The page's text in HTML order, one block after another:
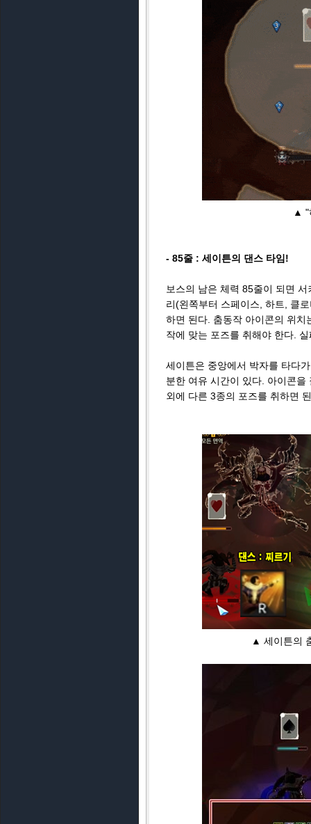
▲ "
- 85줄 : 세이튼의 댄스 타임!
보스의 남은 체력 85줄이 되면
리(왼쪽부터 스페이스, 하트, 클
하면 된다. 춤동작 아이콘의 위
작에 맞는 포즈를 취해야 한다.
세이튼은 중앙에서 박자를 타다
분한 여유 시간이 있다. 아이콘
외에 다른 3종의 포즈를 취하면
▲ 세이튼의